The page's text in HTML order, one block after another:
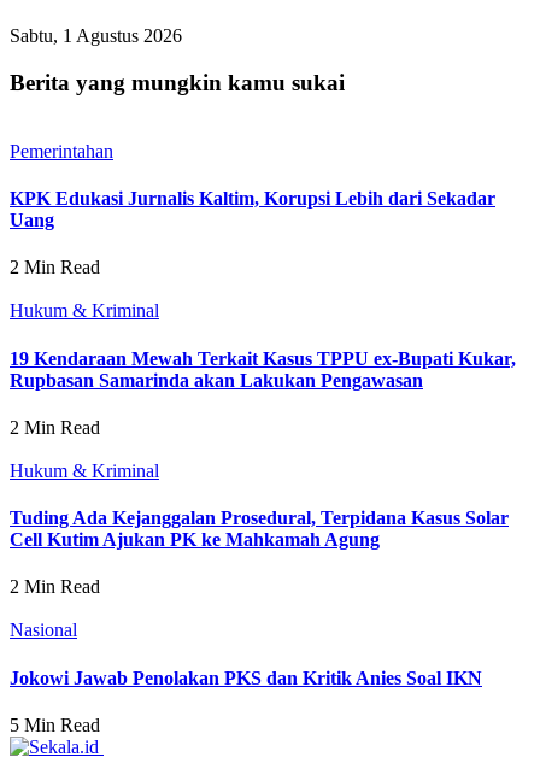
Sabtu, 1 Agustus 2026
Berita yang mungkin kamu sukai
Pemerintahan
KPK Edukasi Jurnalis Kaltim, Korupsi Lebih dari Sekadar
Uang
2 Min Read
Hukum & Kriminal
19 Kendaraan Mewah Terkait Kasus TPPU ex-Bupati Kukar,
Rupbasan Samarinda akan Lakukan Pengawasan
2 Min Read
Hukum & Kriminal
Tuding Ada Kejanggalan Prosedural, Terpidana Kasus Solar
Cell Kutim Ajukan PK ke Mahkamah Agung
2 Min Read
Nasional
Jokowi Jawab Penolakan PKS dan Kritik Anies Soal IKN
5 Min Read